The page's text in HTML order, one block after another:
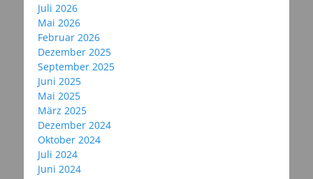
Juli 2026
Mai 2026
Februar 2026
Dezember 2025
September 2025
Juni 2025
Mai 2025
März 2025
Dezember 2024
Oktober 2024
Juli 2024
Juni 2024